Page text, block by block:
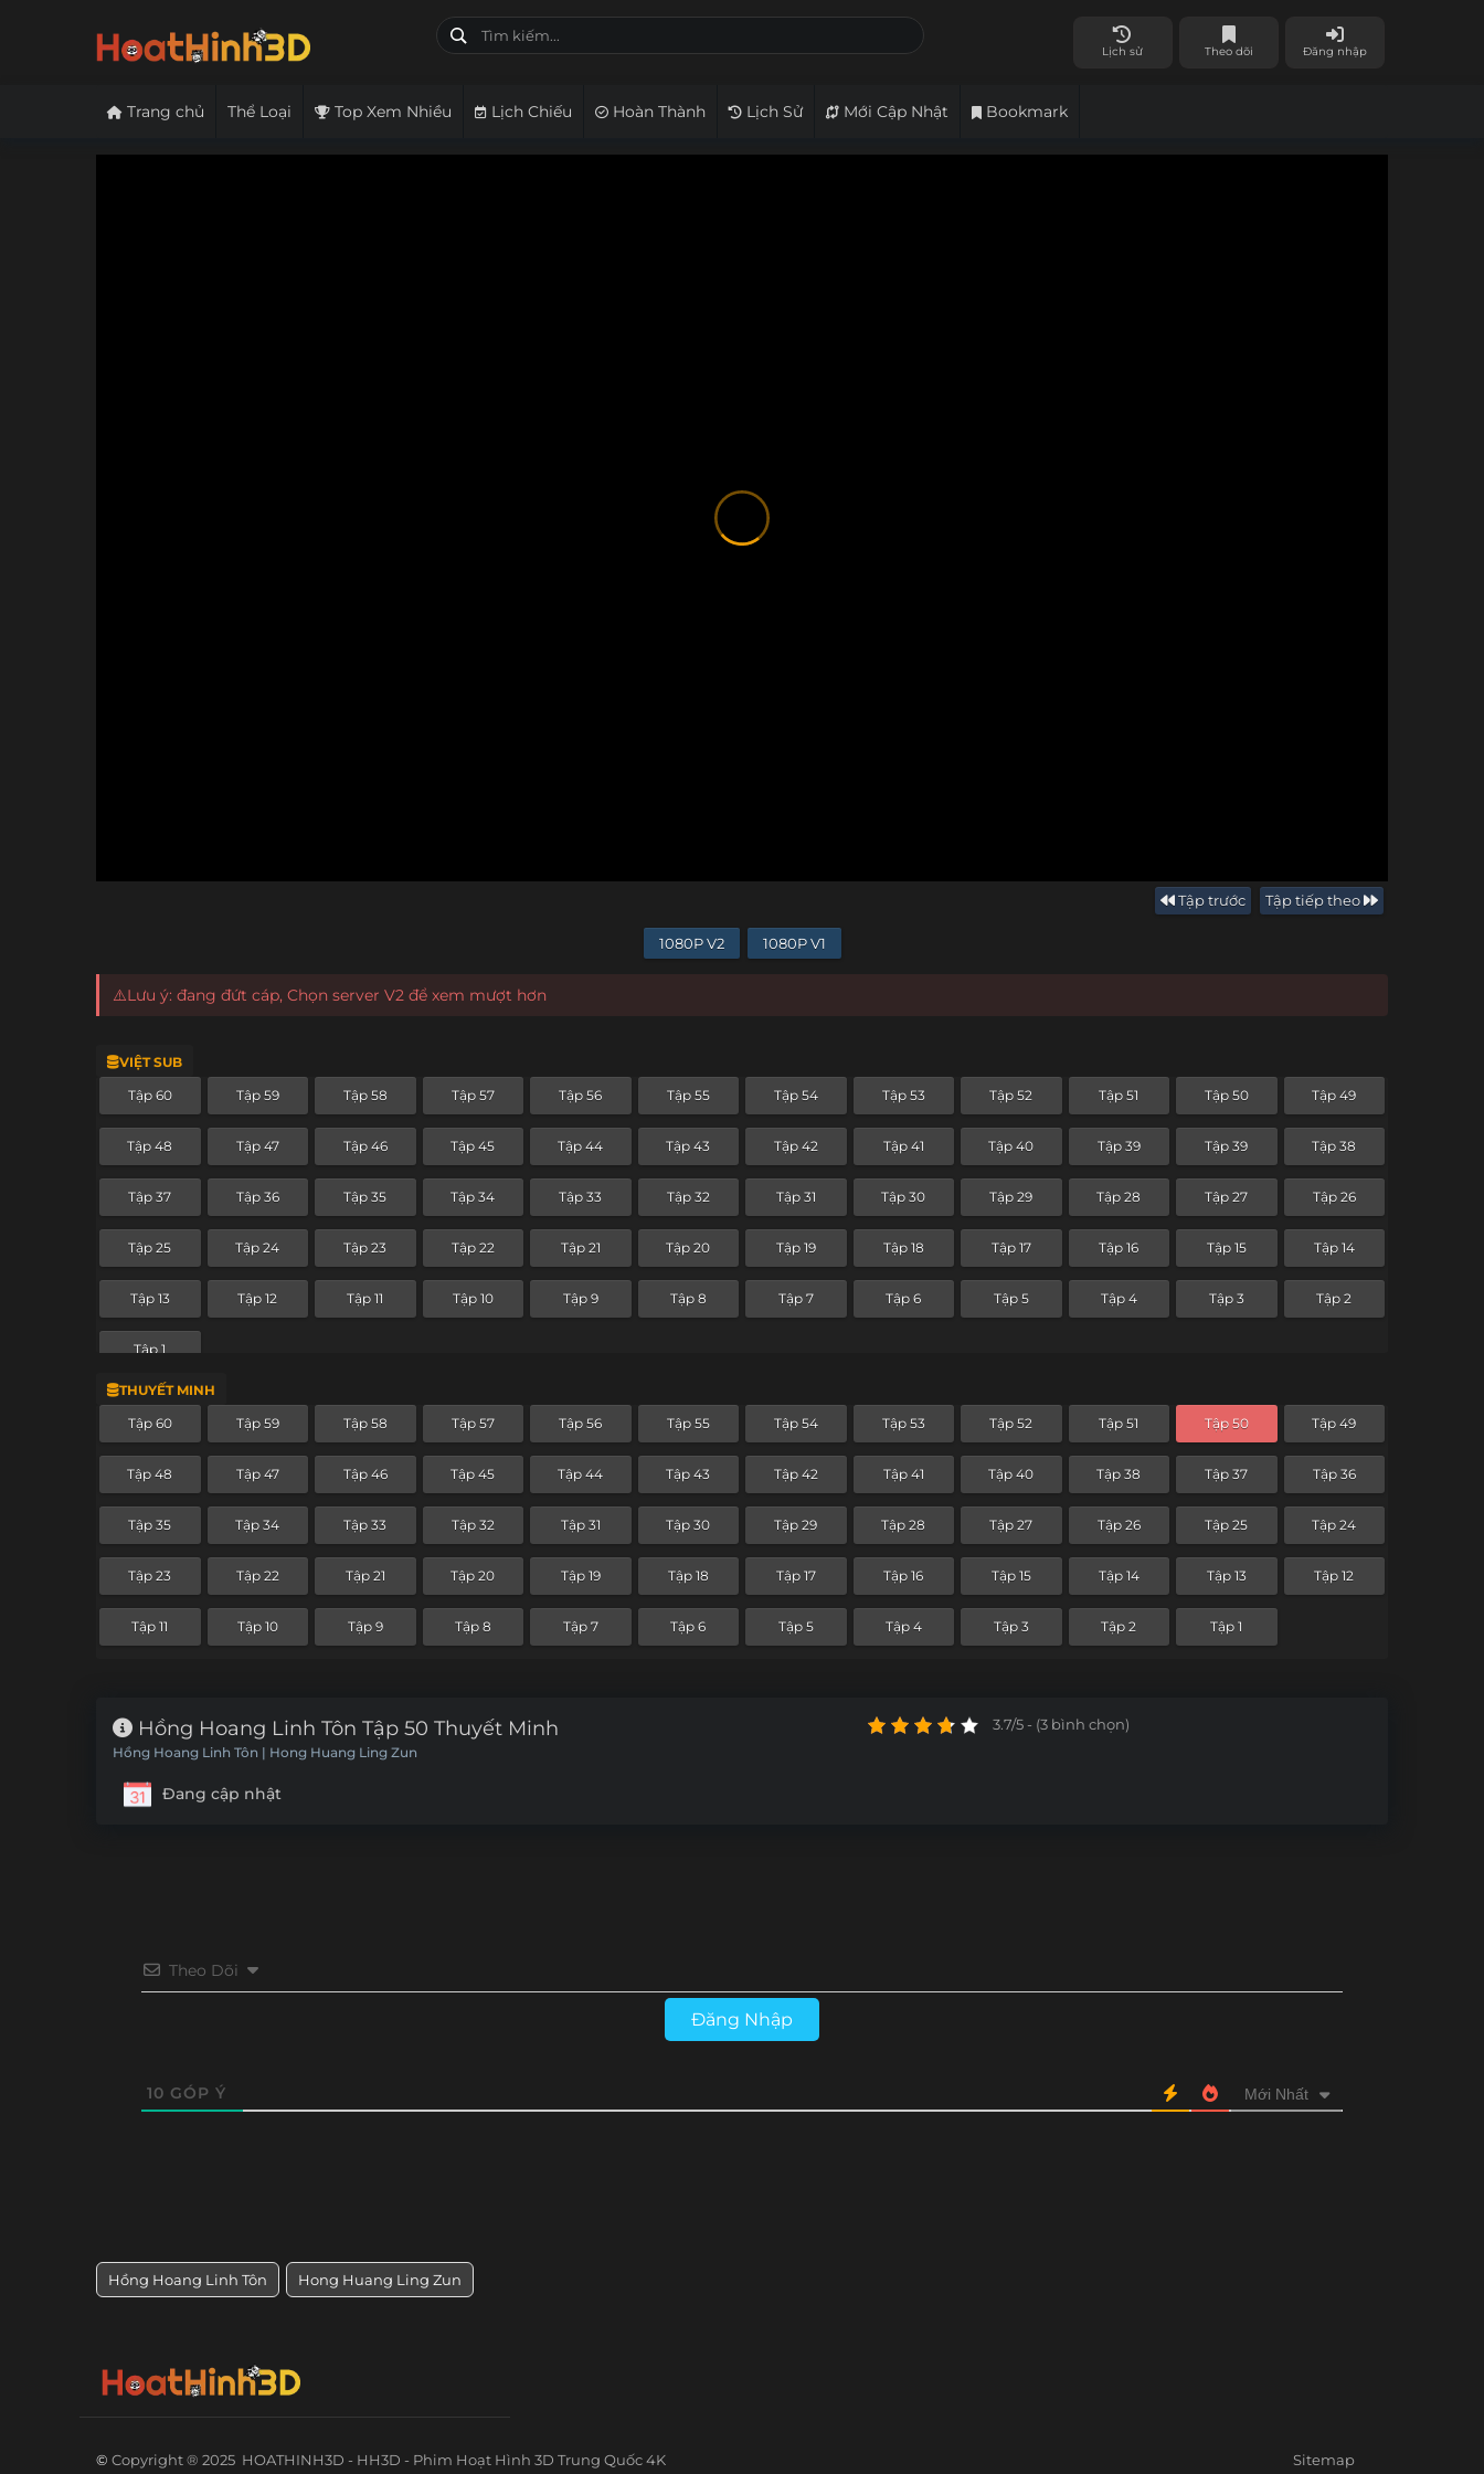
Lịch sử Theo dõi Đăng nhập
Trang chủ Thể Loại Top Xem Nhiều Lịch Chiếu Hoàn Thành Lịch Sử Mới Cập Nhật Bookmark
Tập trước Tập tiếp theo
1080P V2 1080P V1
⚠️Lưu ý: đang đứt cáp, Chọn server V2 để xem mượt hơn
VIỆT SUB
Tập 60 Tập 59 Tập 58 Tập 57 Tập 56 Tập 55 Tập 54 Tập 53 Tập 52 Tập 51 Tập 50 Tập 49
Tập 48 Tập 47 Tập 46 Tập 45 Tập 44 Tập 43 Tập 42 Tập 41 Tập 40 Tập 39 Tập 39 Tập 38
Tập 37 Tập 36 Tập 35 Tập 34 Tập 33 Tập 32 Tập 31 Tập 30 Tập 29 Tập 28 Tập 27 Tập 26
Tập 25 Tập 24 Tập 23 Tập 22 Tập 21 Tập 20 Tập 19 Tập 18 Tập 17 Tập 16 Tập 15 Tập 14
Tập 13 Tập 12 Tập 11 Tập 10 Tập 9 Tập 8 Tập 7 Tập 6 Tập 5 Tập 4 Tập 3 Tập 2
Tập 1
THUYẾT MINH
Tập 60 Tập 59 Tập 58 Tập 57 Tập 56 Tập 55 Tập 54 Tập 53 Tập 52 Tập 51 Tập 50 Tập 49
Tập 48 Tập 47 Tập 46 Tập 45 Tập 44 Tập 43 Tập 42 Tập 41 Tập 40 Tập 38 Tập 37 Tập 36
Tập 35 Tập 34 Tập 33 Tập 32 Tập 31 Tập 30 Tập 29 Tập 28 Tập 27 Tập 26 Tập 25 Tập 24
Tập 23 Tập 22 Tập 21 Tập 20 Tập 19 Tập 18 Tập 17 Tập 16 Tập 15 Tập 14 Tập 13 Tập 12
Tập 11 Tập 10 Tập 9 Tập 8 Tập 7 Tập 6 Tập 5 Tập 4 Tập 3 Tập 2 Tập 1
Hồng Hoang Linh Tôn Tập 50 Thuyết Minh
Hồng Hoang Linh Tôn | Hong Huang Ling Zun
Đang cập nhật
3.7/5 - (3 bình chọn)
Theo Dõi
Đăng Nhập
10 GÓP Ý Mới Nhất
Hồng Hoang Linh Tôn Hong Huang Ling Zun
© Copyright ® 2025 HOATHINH3D - HH3D - Phim Hoạt Hình 3D Trung Quốc 4K
Sitemap